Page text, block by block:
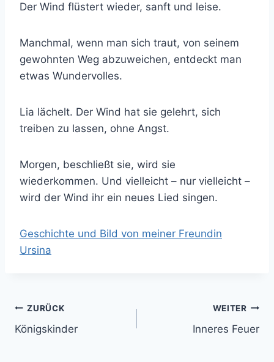
Der Wind flüstert wieder, sanft und leise.
Manchmal, wenn man sich traut, von seinem
gewohnten Weg abzuweichen, entdeckt man
etwas Wundervolles.
Lia lächelt. Der Wind hat sie gelehrt, sich
treiben zu lassen, ohne Angst.
Morgen, beschließt sie, wird sie
wiederkommen. Und vielleicht – nur vielleicht –
wird der Wind ihr ein neues Lied singen.
Geschichte und Bild von meiner Freundin
Ursina
Beitragsnavigation
ZURÜCK
Königskinder
WEITER
Inneres Feuer